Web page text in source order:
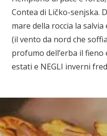
Contea di Ličko-senjska.
mare della roccia la
(il vento da nord che
profumo dell’erba il
estati e NEGLI inverni